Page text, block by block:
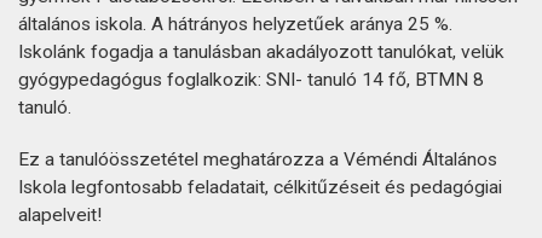
általános iskola. A hátrányos helyzetűek aránya 25 %.
Iskolánk fogadja a tanulásban akadályozott tanulókat, velük
gyógypedagógus foglalkozik: SNI- tanuló 14 fő, BTMN 8
tanuló.
Ez a tanulóösszetétel meghatározza a Véméndi Általános
Iskola legfontosabb feladatait, célkitűzéseit és pedagógiai
alapelveit!